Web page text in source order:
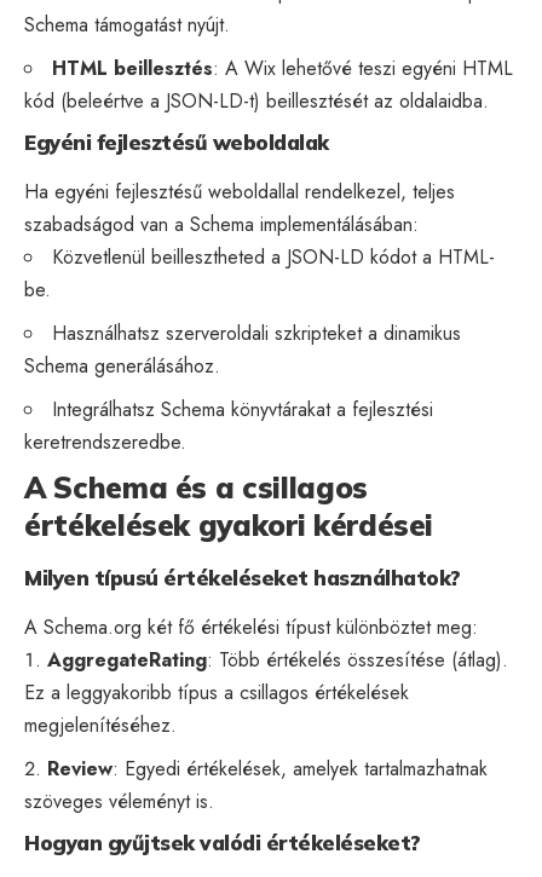
Schema támogatást nyújt.
HTML beillesztés: A Wix lehetővé teszi egyéni HTML
kód (beleértve a JSON-LD-t) beillesztését az oldalaidba.
Egyéni fejlesztésű weboldalak
Ha egyéni fejlesztésű weboldallal rendelkezel, teljes
szabadságod van a Schema implementálásában:
Közvetlenül beillesztheted a JSON-LD kódot a HTML-
be.
Használhatsz szerveroldali szkripteket a dinamikus
Schema generálásához.
Integrálhatsz Schema könyvtárakat a fejlesztési
keretrendszeredbe.
A Schema és a csillagos
értékelések gyakori kérdései
Milyen típusú értékeléseket használhatok?
A Schema.org két fő értékelési típust különböztet meg:
AggregateRating: Több értékelés összesítése (átlag).
Ez a leggyakoribb típus a csillagos értékelések
megjelenítéséhez.
Review: Egyedi értékelések, amelyek tartalmazhatnak
szöveges véleményt is.
Hogyan gyűjtsek valódi értékeléseket?